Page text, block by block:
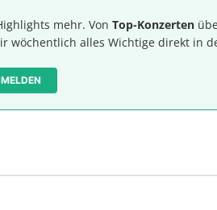
mehr. Von Top-Konzerten
wöchentlich alles Wichtige direkt in